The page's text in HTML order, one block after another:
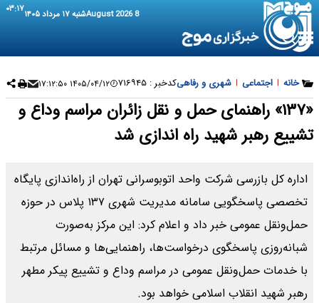
8 August 2026 شنبه ۱۷ مرداد ۱۴۰۵ ۰۳:۱۷
خانه | اجتماعی | شهری و رفاهیکدخبر : ۷۱۶۹۴۵ ۱۴۰۵/۰۴/۱۲ ۱۷:۱۲:۵۰
«۱۳۷» راهنمای حمل و نقل زائران مراسم وداع و
تشییع رهبر شهید راه اندازی شد
اداره کل بازرسی شرکت واحد اتوبوسرانی تهران از راه‌اندازی پایگاه
تخصصی پاسخگویی سامانه مدیریت شهری ۱۳۷ پلاس در حوزه
حمل‌ونقل عمومی خبر داد و اعلام کرد: این مرکز به‌صورت
شبانه‌روزی پاسخگوی درخواست‌ها، راهنمایی‌ها و مسائل مرتبط
با خدمات حمل‌ونقل عمومی در مراسم وداع و تشییع پیکر مطهر
رهبر شهید انقلاب اسلامی خواهد بود.